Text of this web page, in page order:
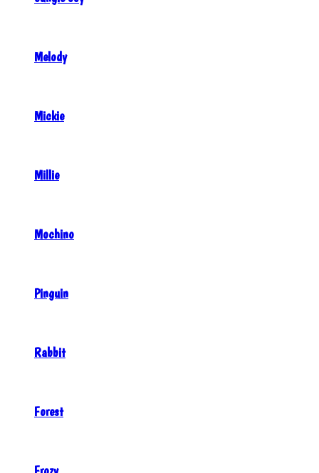
Melody
Mickie
Millie
Mochino
Pinguin
Rabbit
Forest